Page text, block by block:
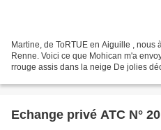
Martine, de ToRTUE en Aiguille ,
Renne. Voici ce que Mohican m'a
rrouge assis dans la neige De jolies
Echange privé ATC N°